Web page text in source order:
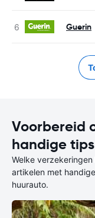
Guerin
Voorbereid
handige tips
Welke
artikelen met
huurauto.